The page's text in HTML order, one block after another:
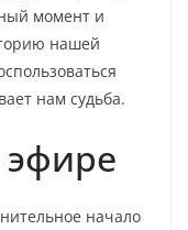
момент и
нашей
нам судьба.
начало